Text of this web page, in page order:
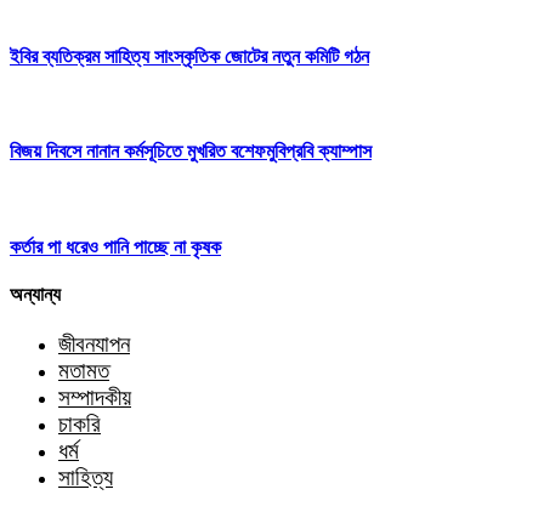
ইবির ব্যতিক্রম সাহিত্য সাংস্কৃতিক জোটের নতুন কমিটি গঠন
বিজয় দিবসে নানান কর্মসূচিতে মুখরিত বশেফমুবিপ্রবি ক্যাম্পাস
কর্তার পা ধরেও পানি পাচ্ছে না কৃষক
অন্যান্য
জীবনযাপন
মতামত
সম্পাদকীয়
চাকরি
ধর্ম
সাহিত্য